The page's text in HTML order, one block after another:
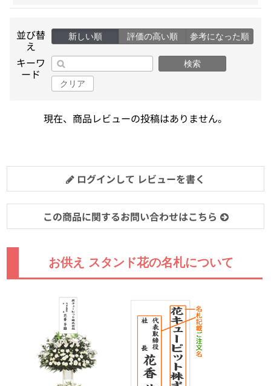
並び替
え
新しい順 評価の高い順 参考になった順
キーワ
ード
検索
クリア
現在、商品レビューの投稿はありません。
ログインして レビューを書く
この商品に関するお問い合わせはこちら
お供え スタンド花の名札について